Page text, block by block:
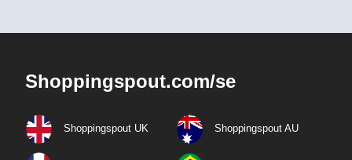
Shoppingspout.com/se
Shoppingspout UK Shoppingspout AU